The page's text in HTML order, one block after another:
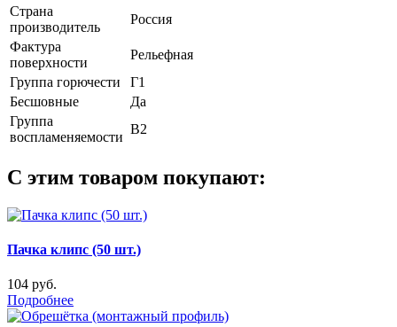
Страна
производитель
Россия
Фактура
поверхности
Рельефная
Группа горючести
Г1
Бесшовные
Да
Группа
воспламеняемости
В2
С этим товаром покупают:
Пачка клипс (50 шт.)
104 руб.
Подробнее